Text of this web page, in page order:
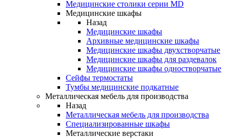
Медицинские столики серии MD
Медицинские шкафы
Назад
Медицинские шкафы
Архивные медицинские шкафы
Медицинские шкафы двухстворчатые
Медицинские шкафы для раздевалок
Медицинские шкафы одностворчатые
Сейфы термостаты
Тумбы медицинские подкатные
Металлическая мебель для производства
Назад
Металлическая мебель для производства
Cпециализированные шкафы
Металлические верстаки